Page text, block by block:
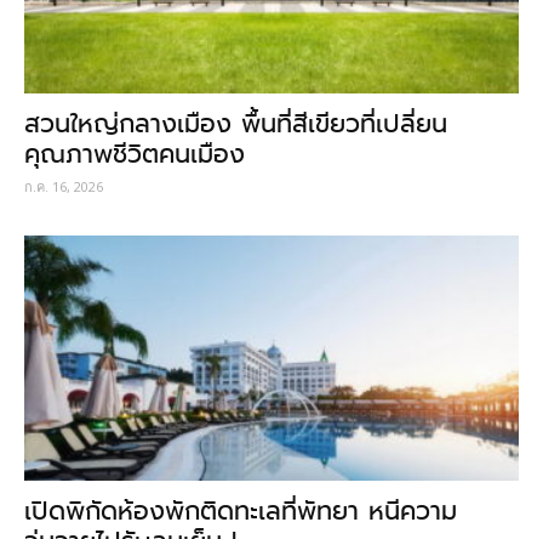
สวนใหญ่กลางเมือง พื้นที่สีเขียวที่เปลี่ยน
คุณภาพชีวิตคนเมือง
ก.ค. 16, 2026
เปิดพิกัดห้องพักติดทะเลที่พัทยา หนีความ